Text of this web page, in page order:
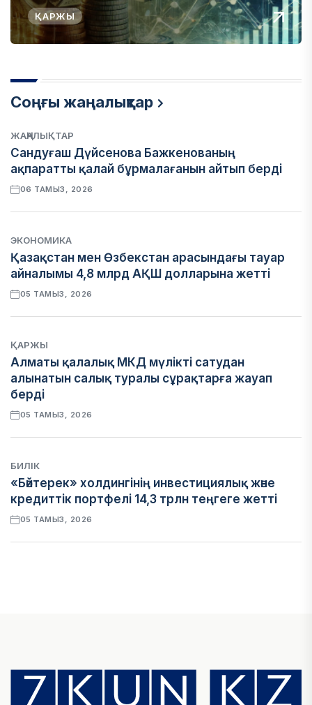
ҚАРЖЫ
Соңғы жаңалықтар
ЖАҢАЛЫҚТАР
Сандуғаш Дүйсенова Бажкенованың
ақпаратты қалай бұрмалағанын айтып берді
06 ТАМЫЗ, 2026
ЭКОНОМИКА
Қазақстан мен Өзбекстан арасындағы тауар
айналымы 4,8 млрд АҚШ долларына жетті
05 ТАМЫЗ, 2026
ҚАРЖЫ
Алматы қалалық МКД мүлікті сатудан
алынатын салық туралы сұрақтарға жауап
берді
05 ТАМЫЗ, 2026
БИЛІК
«Бәйтерек» холдингінің инвестициялық және
кредиттік портфелі 14,3 трлн теңгеге жетті
05 ТАМЫЗ, 2026
ҚАРЖЫ
Отбасы банктің қолдауымен 1,5 жыл ішінде 40